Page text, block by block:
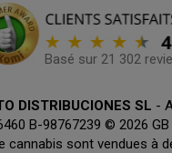
Basé sur 21 302
DISTRIBUCIONES SL -
B-98767239 © 2026 GB
cannabis sont vendues à